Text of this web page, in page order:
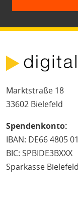
Marktstraße 18
33602 Bielefeld
Spendenkonto:
IBAN: DE66 4805
BIC: SPBIDE3BXXX
Sparkasse Bielefeld